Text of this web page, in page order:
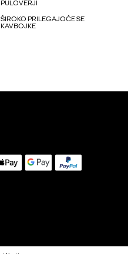
PULOVERJI
ŠIROKO PRILEGAJOČE SE
KAVBOJKE